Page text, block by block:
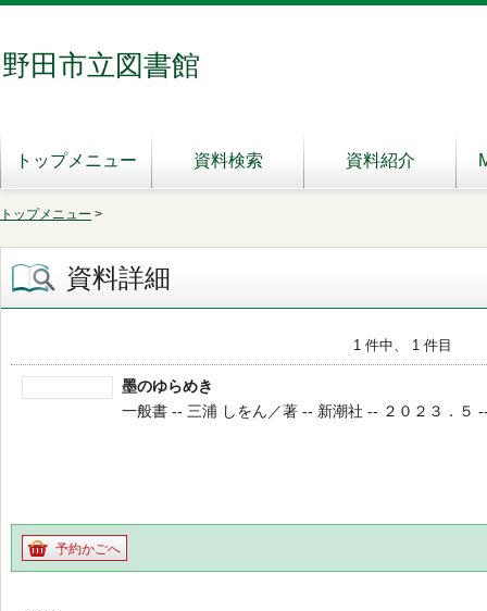
野田市立図書館
トップメニュー 資料検索 資料紹介
トップメニュー >
資料詳細
1 件中、 1 件目
墨のゆらめき
一般書 -- 三浦 しをん／著 -- 新潮社 -- ２０２３．５
予約かごへ